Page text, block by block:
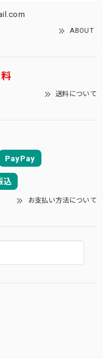
ABOUT
送料について
PayPay
込
お支払い方法について